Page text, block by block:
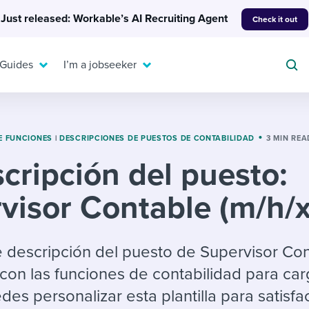
Just released: Workable’s AI Recruiting Agent Check it out
candidates
hiring pipelines
Or browse by
A flexible workplace
means new ways of
working. Pick up tips
question templates
checklists
& reports
To hear from others:
EXPERT INSIGHTS
Get insights, guidance,
and tips from those in
the know.
I’m a jobseeker
resources
For your job search:
INTERVIEWS & ANSWERS
Typical interview
answers for each.
FUNCIONES | DESCRIPCIONES DE PUESTOS DE CONTABILIDAD 3 MIN
del puesto:
Contable (m/h/
descripción del puesto de Supervisor
las funciones de contabilidad para
personalizar esta plantilla para